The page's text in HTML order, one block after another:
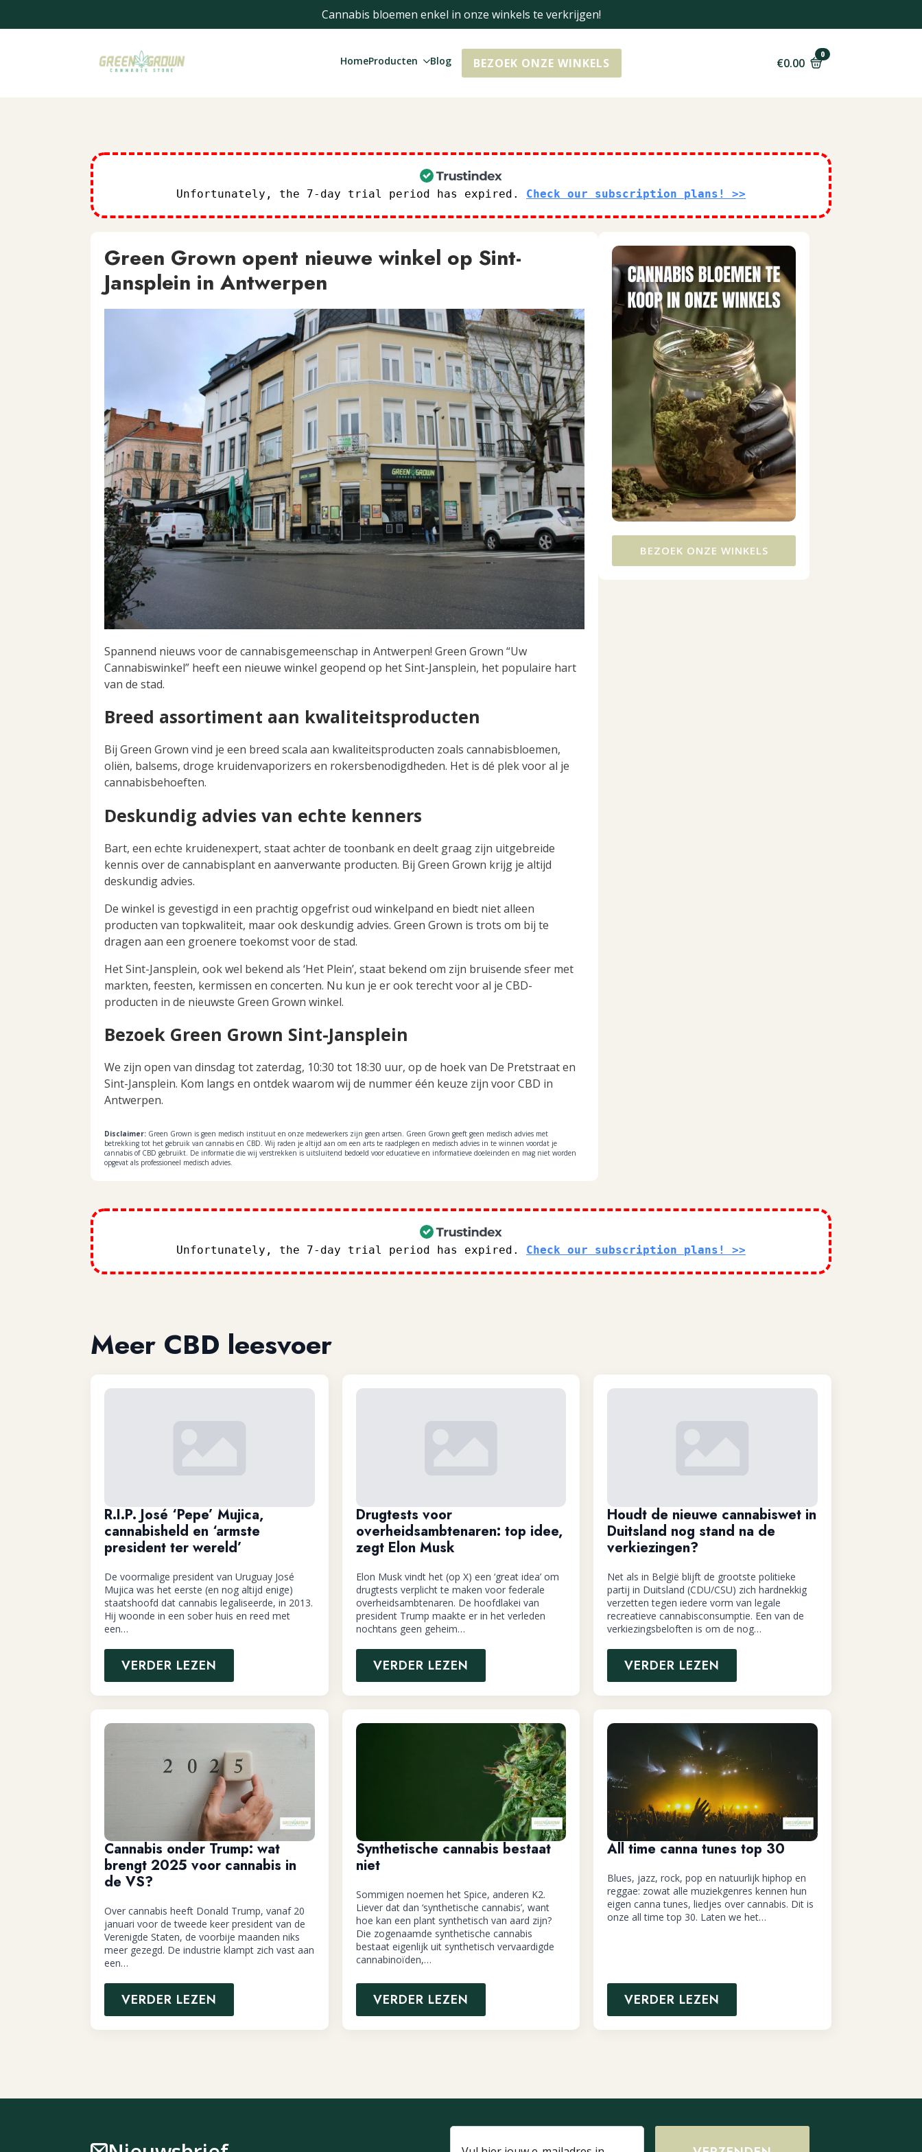
Cannabis bloemen enkel in onze winkels te verkrijgen!
HomeProducten Blog BEZOEK ONZE WINKELS €0.00
0
Unfortunately, the 7-day trial period has expired. Check our subscription plans! >>
Green Grown opent nieuwe winkel op Sint-
Jansplein in Antwerpen
Spannend nieuws voor de cannabisgemeenschap in Antwerpen! Green Grown “Uw
Cannabiswinkel” heeft een nieuwe winkel geopend op het Sint-Jansplein, het populaire hart
van de stad.
Breed assortiment aan kwaliteitsproducten
Bij Green Grown vind je een breed scala aan kwaliteitsproducten zoals cannabisbloemen,
oliën, balsems, droge kruidenvaporizers en rokersbenodigdheden. Het is dé plek voor al je
cannabisbehoeften.
Deskundig advies van echte kenners
Bart, een echte kruidenexpert, staat achter de toonbank en deelt graag zijn uitgebreide
kennis over de cannabisplant en aanverwante producten. Bij Green Grown krijg je altijd
deskundig advies.
De winkel is gevestigd in een prachtig opgefrist oud winkelpand en biedt niet alleen
producten van topkwaliteit, maar ook deskundig advies. Green Grown is trots om bij te
dragen aan een groenere toekomst voor de stad.
Het Sint-Jansplein, ook wel bekend als ‘Het Plein’, staat bekend om zijn bruisende sfeer met
markten, feesten, kermissen en concerten. Nu kun je er ook terecht voor al je CBD-
producten in de nieuwste Green Grown winkel.
Bezoek Green Grown Sint-Jansplein
We zijn open van dinsdag tot zaterdag, 10:30 tot 18:30 uur, op de hoek van De Pretstraat en
Sint-Jansplein. Kom langs en ontdek waarom wij de nummer één keuze zijn voor CBD in
Antwerpen.
Disclaimer: Green Grown is geen medisch instituut en onze medewerkers zijn geen artsen. Green Grown geeft geen medisch advies met
betrekking tot het gebruik van cannabis en CBD. Wij raden je altijd aan om een arts te raadplegen en medisch advies in te winnen voordat je
cannabis of CBD gebruikt. De informatie die wij verstrekken is uitsluitend bedoeld voor educatieve en informatieve doeleinden en mag niet worden
opgevat als professioneel medisch advies.
BEZOEK ONZE WINKELS
Unfortunately, the 7-day trial period has expired. Check our subscription plans! >>
Meer CBD leesvoer
R.I.P. José ‘Pepe’ Mujica,
cannabisheld en ‘armste
president ter wereld’
De voormalige president van Uruguay José
Mujica was het eerste (en nog altijd enige)
staatshoofd dat cannabis legaliseerde, in 2013.
Hij woonde in een sober huis en reed met
een…
VERDER LEZEN
Drugtests voor
overheidsambtenaren: top idee,
zegt Elon Musk
Elon Musk vindt het (op X) een ‘great idea’ om
drugtests verplicht te maken voor federale
overheidsambtenaren. De hoofdlakei van
president Trump maakte er in het verleden
nochtans geen geheim…
VERDER LEZEN
Houdt de nieuwe cannabiswet in
Duitsland nog stand na de
verkiezingen?
Net als in België blijft de grootste politieke
partij in Duitsland (CDU/CSU) zich hardnekkig
verzetten tegen iedere vorm van legale
recreatieve cannabisconsumptie. Een van de
verkiezingsbeloften is om de nog…
VERDER LEZEN
Cannabis onder Trump: wat
brengt 2025 voor cannabis in
de VS?
Over cannabis heeft Donald Trump, vanaf 20
januari voor de tweede keer president van de
Verenigde Staten, de voorbije maanden niks
meer gezegd. De industrie klampt zich vast aan
een…
VERDER LEZEN
Synthetische cannabis bestaat
niet
Sommigen noemen het Spice, anderen K2.
Liever dat dan ‘synthetische cannabis’, want
hoe kan een plant synthetisch van aard zijn?
Die zogenaamde synthetische cannabis
bestaat eigenlijk uit synthetisch vervaardigde
cannabinoïden,…
VERDER LEZEN
All time canna tunes top 30
Blues, jazz, rock, pop en natuurlijk hiphop en
reggae: zowat alle muziekgenres kennen hun
eigen canna tunes, liedjes over cannabis. Dit is
onze all time top 30. Laten we het…
VERDER LEZEN